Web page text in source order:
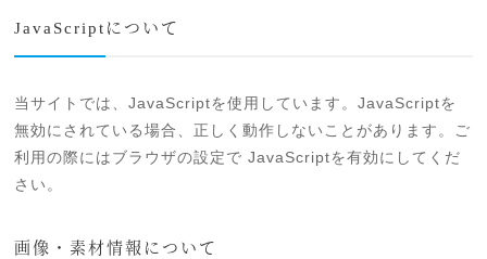
JavaScriptについて
当サイトでは、JavaScriptを使用しています。JavaScriptを
無効にされている場合、正しく動作しないことがあります。ご
利用の際にはブラウザの設定で JavaScriptを有効にしてくだ
さい。
画像・素材情報について